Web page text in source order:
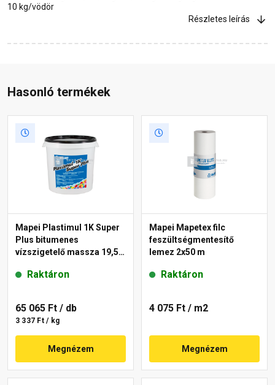
10 kg/vödör
Részletes leírás
Hasonló termékek
Mapei Plastimul 1K Super
Plus bitumenes
vízszigetelő massza 19,5
Raktáron
65 065 Ft / db
3 337 Ft / kg
Megnézem
Mapei Mapetex filc
feszültségmentesítő
lemez 2x50 m
Raktáron
4 075 Ft / m2
Megnézem